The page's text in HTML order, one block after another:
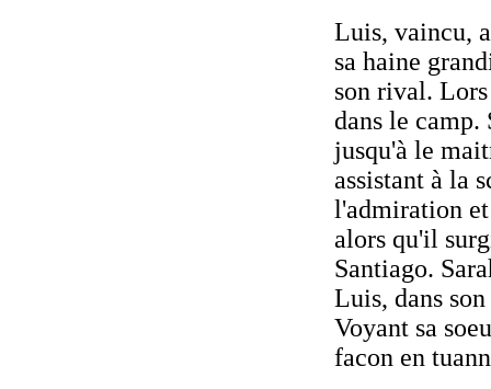
Luis, vaincu,
sa haine
son rival.
dans le
jusqu'à le
assistant à la
l'admiration et
alors qu'il
Santiago.
Luis, dans
Voyant sa
facon en